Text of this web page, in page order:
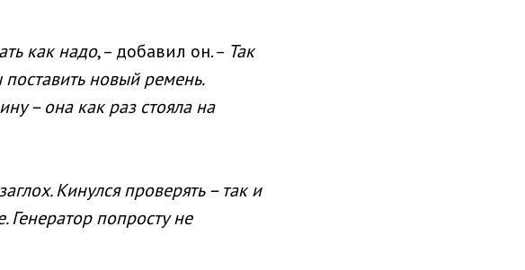
как надо, – добавил он. – Так
новый ремень.
– она как раз стояла на
Кинулся проверять – так и
Генератор попросту не